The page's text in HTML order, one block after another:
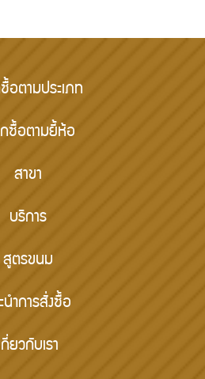
ซื้อตามประเภท
กซื้อตามยี้ห้อ
สาขา
บริการ
สูตรขนม
ะนำการสั่งซื้อ
เกี่ยวกับเรา